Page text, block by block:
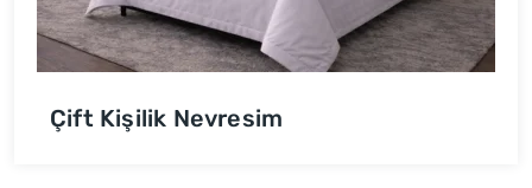
Çift Kişilik Nevresim